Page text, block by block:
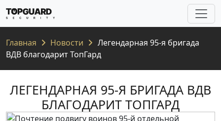
Главная Новости
Легендарная 95-я бригада
ВДВ благодарит ТопГард
ЛЕГЕНДАРНАЯ 95-Я БРИГАДА ВДВ
БЛАГОДАРИТ ТОПГАРД